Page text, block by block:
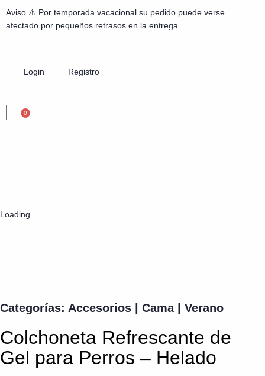
Aviso ⚠️ Por temporada vacacional su pedido puede verse
afectado por pequeños retrasos en la entrega
Login Registro
0
Loading...
Categorías: Accesorios Cama| Verano
Colchoneta Refrescante de
Gel para Perros – Helado